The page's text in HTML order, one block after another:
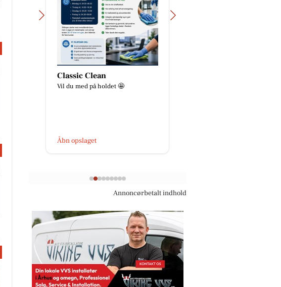
SPAR Skejby
🍀KLIMAUGE - uge 33🍀 I uge 33
Åbn opslaget
Annoncørbetalt indhold